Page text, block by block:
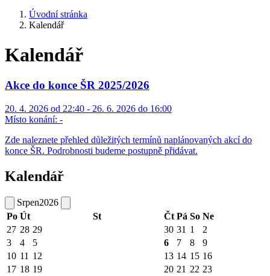
Úvodní stránka
Kalendář
Kalendář
Akce do konce ŠR 2025/2026
20. 4. 2026 od 22:40 - 26. 6. 2026 do 16:00
Místo konání: -
Zde naleznete přehled důležitých termínů naplánovaných akcí do
konce ŠR. Podrobnosti budeme postupně přidávat.
Kalendář
Srpen2026
Po Út St Čt Pá So Ne
27 28 29 30 31 1
2
3
4 5 6 7 8
9
10 11 12 13 14 15 16
17 18 19 20 21 22 23